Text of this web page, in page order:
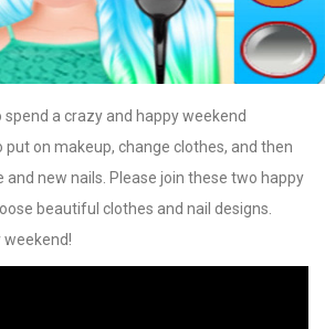
a crazy and happy weekend
on makeup, change clothes, and then
and new nails. Please join these two happy
beautiful clothes and nail designs.
weekend!